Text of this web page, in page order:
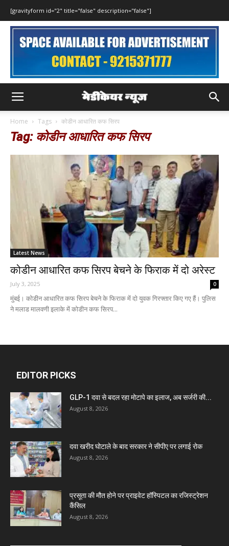
[gravityform id="2" title="false" description="false"]
Home Tags कोडीन आधारित कफ सिरप
Tag: कोडीन आधारित कफ सिरप
Latest News
कोडीन आधारित कफ सिरप बेचने के फिराक में दो अरेस्ट
July 3, 2025 0
मुंबई। कोडीन आधारित कफ सिरप बेचने के फिराक में दो युवक गिरफ्तार किए गए हैं। पुलिस
ने मलाड मालवणी इलाके में कोडीन कफ सिरप...
EDITOR PICKS
GLP-1 दवा से बदल रहा मोटापे का इलाज, अब सर्जरी की...
August 8, 2026
दवा खरीद घोटाले के बाद सरकार ने सीपीए पर लगाई रोक
August 8, 2026
प्रसूता की मौत होने पर प्राइवेट हॉस्पिटल का रजिस्ट्रेशन
कैंसिल
August 8, 2026